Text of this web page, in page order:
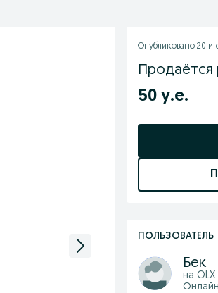
Опубликовано 20
Продаётся
50 у.е.
ПОЛЬЗОВАТЕЛЬ
Бек
на OLX